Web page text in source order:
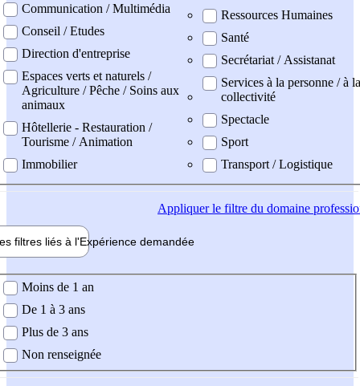
Communication / Multimédia
Conseil / Etudes
Direction d'entreprise
Espaces verts et naturels /
Agriculture / Pêche / Soins aux
animaux
Hôtellerie - Restauration /
Tourisme / Animation
Immobilier
Ressources Humaines
Santé
Secrétariat / Assistanat
Services à la personne / à la
collectivité
Spectacle
Sport
Transport / Logistique
Appliquerle filtre du domaine
filtres liés à l'Expérience demandée
demandée
Moins de 1 an
De 1 à 3 ans
Plus de 3 ans
Non renseignée